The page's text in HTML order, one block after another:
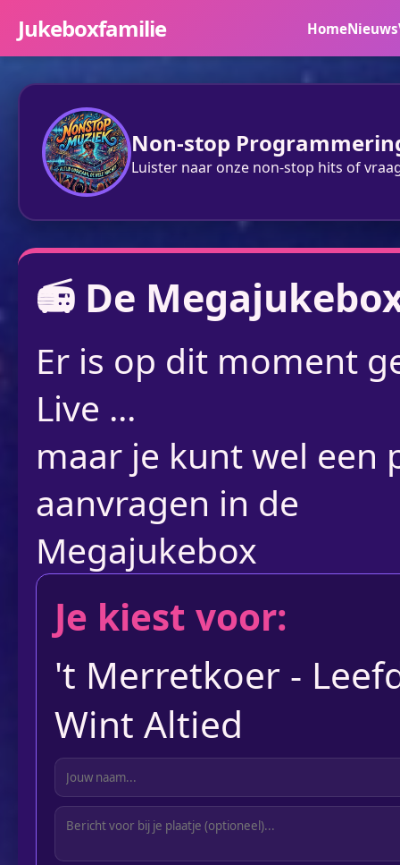
Jukeboxfamilie HomeNieuws
Non-stop
Luister naar onze non-stop hits of
📻 De
Er is op dit moment
Live ...
maar je kunt wel een
aanvragen in de
Megajukebox
Je kiest voor:
't Merretkoer -
Wint Altied